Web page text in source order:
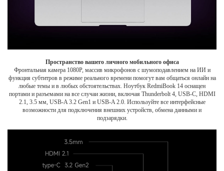
Пространство вашего личного мобильного офиса
Фронтальная камера 1080Р, массив микрофонов с шумоподавлением на ИИ и
функция субтитров в режиме реального времени помогут вам общаться онлайн на
любые темы и в любых обстоятельствах. Ноутбук RedmiBook 14 оснащен
портами и разъемами на все случаи жизни, включая Thunderbolt 4, USB-C, HDMI
2.1, 3.5 мм, USB-A 3.2 Gen1 и USB-A 2.0. Используйте все интерфейсные
возможности для подключения внешних устройств, обмена данными и
подзарядки.